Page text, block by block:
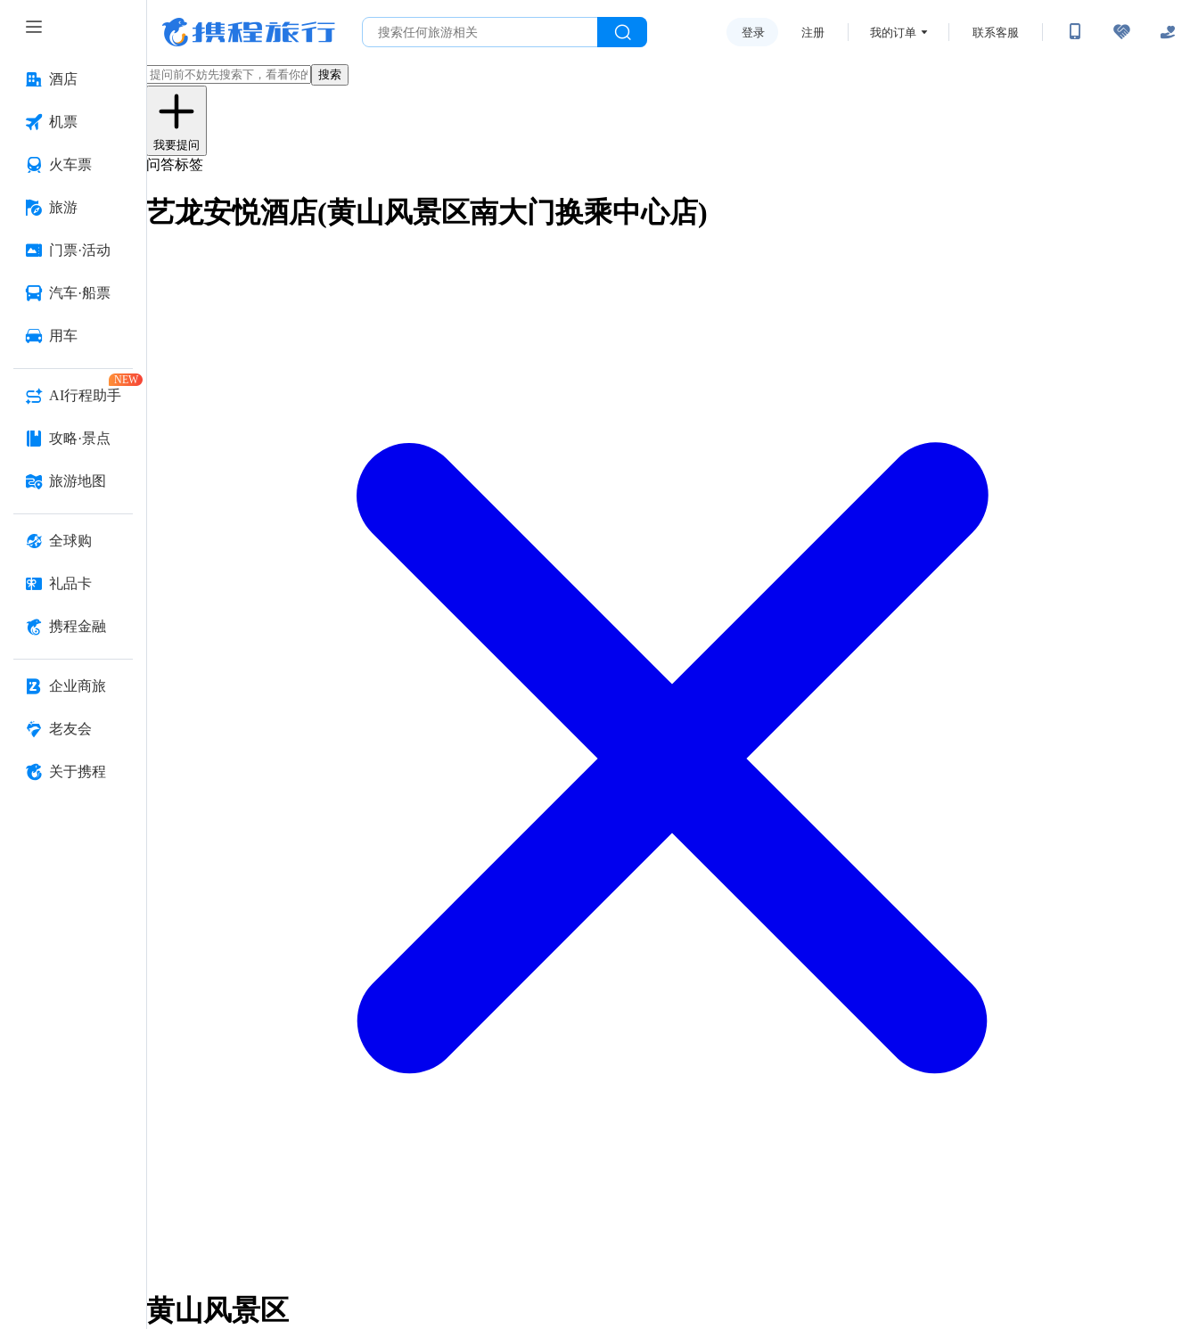
酒店
机票
火车票
旅游
门票·活动
汽车·船票
用车
AI行程助手
NEW
攻略·景点
旅游地图
全球购
礼品卡
携程金融
企业商旅
老友会
关于携程
登录 注册 我的订单 联系客服
搜索
我要提问
问答标签
艺龙安悦酒店(黄山风景区南大门换乘中心店)
黄山风景区